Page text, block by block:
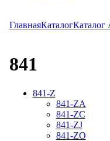
ГлавнаяКаталогКаталог
841
841-Z
841-ZA
841-ZC
841-ZJ
841-ZO